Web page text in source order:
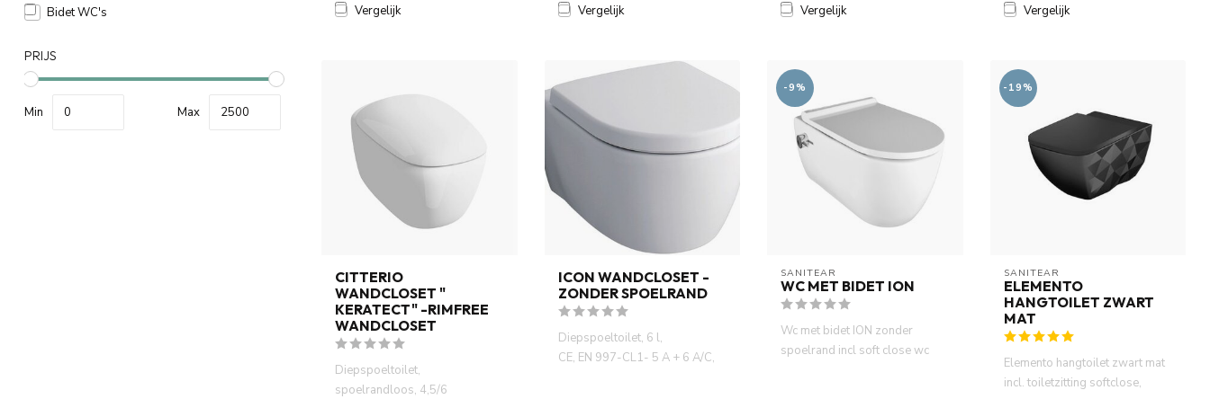
Bidet WC's
PRIJS
Min Max
Vergelijk Vergelijk Vergelijk Vergelijk
CITTERIO
WANDCLOSET "
KERATECT" -RIMFREE
WANDCLOSET
Diepspoeltoilet,
spoelrandloos, 4,5/6
ICON WANDCLOSET -
ZONDER SPOELRAND
Diepspoeltoilet, 6 l,
CE, EN 997-CL1- 5 A + 6 A/C,
-9%
SANITEAR
WC MET BIDET ION
Wc met bidet ION zonder
spoelrand incl soft close wc
-19%
SANITEAR
ELEMENTO
HANGTOILET ZWART
MAT
Elemento hangtoilet zwart mat
incl. toiletzitting softclose,